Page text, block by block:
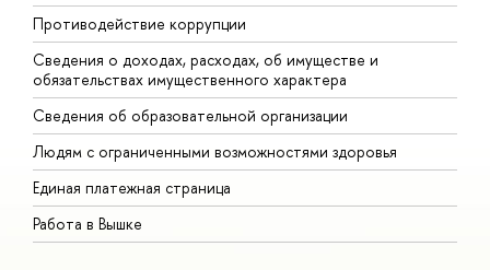
Противодействие коррупции
Сведения о доходах, расходах, об имуществе и
обязательствах имущественного характера
Сведения об образовательной организации
Людям с ограниченными возможностями здоровья
Единая платежная страница
Работа в Вышке